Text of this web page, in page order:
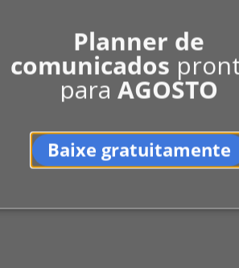
Planner de
comunicados
paraAGOSTO
Baixe gratuitamente
ação somente quase dois
nº 8.213) e não a indenização.
para receber sem trabalhar.
indenização. TRT 2ª